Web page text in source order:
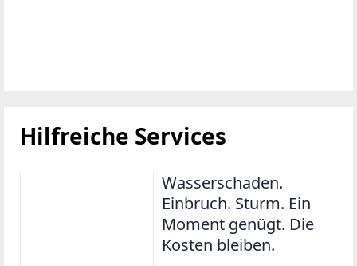
Hilfreiche Services
Wasserschaden.
Einbruch. Sturm. Ein
Moment genügt. Die
Kosten bleiben.